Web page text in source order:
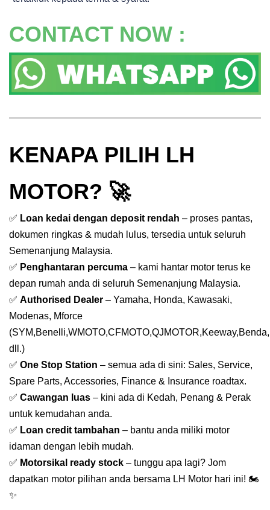
CONTACT NOW :
KENAPA PILIH LH
MOTOR? 🚀
✅ Loan kedai dengan deposit rendah – proses pantas,
dokumen ringkas & mudah lulus, tersedia untuk seluruh
Semenanjung Malaysia.
✅ Penghantaran percuma – kami hantar motor terus ke
depan rumah anda di seluruh Semenanjung Malaysia.
✅ Authorised Dealer – Yamaha, Honda, Kawasaki,
Modenas, Mforce
(SYM,Benelli,WMOTO,CFMOTO,QJMOTOR,Keeway,Benda,
dll.)
✅ One Stop Station – semua ada di sini: Sales, Service,
Spare Parts, Accessories, Finance & Insurance roadtax.
✅ Cawangan luas – kini ada di Kedah, Penang & Perak
untuk kemudahan anda.
✅ Loan credit tambahan – bantu anda miliki motor
idaman dengan lebih mudah.
✅ Motorsikal ready stock – tunggu apa lagi? Jom
dapatkan motor pilihan anda bersama LH Motor hari ini! 🏍️
✨